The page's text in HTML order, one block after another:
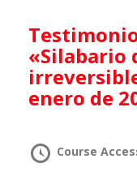
Testimonios del XXIV Coloquio:
«Silabario
enero de
Course